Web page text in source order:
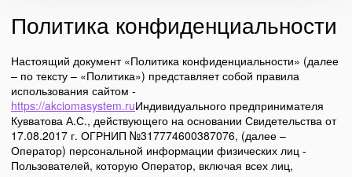
Политика конфиденциальности
Настоящий документ «Политика конфиденциальности» (далее
– по тексту – «Политика») представляет собой правила
использования сайтом -
https://akciomasystem.ruИндивидуального предпринимателя
Кувватова А.С., действующего на основании Свидетельства от
17.08.2017 г. ОГРНИП №317774600387076, (далее –
Оператор) персональной информации физических лиц -
Пользователей, которую Оператор, включая всех лиц,